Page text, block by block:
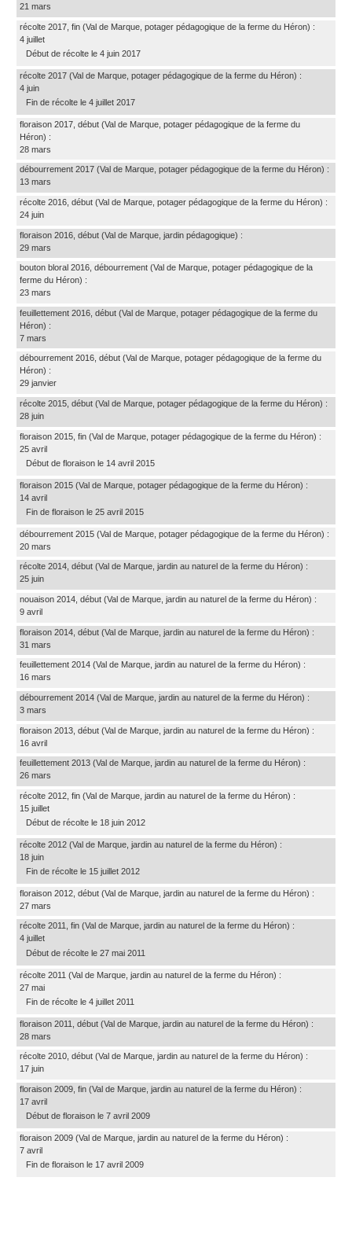
21 mars
récolte 2017, fin (Val de Marque, potager pédagogique de la ferme du Héron) :
4 juillet
Début de récolte le 4 juin 2017
récolte 2017 (Val de Marque, potager pédagogique de la ferme du Héron) :
4 juin
Fin de récolte le 4 juillet 2017
floraison 2017, début (Val de Marque, potager pédagogique de la ferme du
Héron) :
28 mars
débourrement 2017 (Val de Marque, potager pédagogique de la ferme du Héron) :
13 mars
récolte 2016, début (Val de Marque, potager pédagogique de la ferme du Héron) :
24 juin
floraison 2016, début (Val de Marque, jardin pédagogique) :
29 mars
bouton bloral 2016, débourrement (Val de Marque, potager pédagogique de la
ferme du Héron) :
23 mars
feuillettement 2016, début (Val de Marque, potager pédagogique de la ferme du
Héron) :
7 mars
débourrement 2016, début (Val de Marque, potager pédagogique de la ferme du
Héron) :
29 janvier
récolte 2015, début (Val de Marque, potager pédagogique de la ferme du Héron) :
28 juin
floraison 2015, fin (Val de Marque, potager pédagogique de la ferme du Héron) :
25 avril
Début de floraison le 14 avril 2015
floraison 2015 (Val de Marque, potager pédagogique de la ferme du Héron) :
14 avril
Fin de floraison le 25 avril 2015
débourrement 2015 (Val de Marque, potager pédagogique de la ferme du Héron) :
20 mars
récolte 2014, début (Val de Marque, jardin au naturel de la ferme du Héron) :
25 juin
nouaison 2014, début (Val de Marque, jardin au naturel de la ferme du Héron) :
9 avril
floraison 2014, début (Val de Marque, jardin au naturel de la ferme du Héron) :
31 mars
feuillettement 2014 (Val de Marque, jardin au naturel de la ferme du Héron) :
16 mars
débourrement 2014 (Val de Marque, jardin au naturel de la ferme du Héron) :
3 mars
floraison 2013, début (Val de Marque, jardin au naturel de la ferme du Héron) :
16 avril
feuillettement 2013 (Val de Marque, jardin au naturel de la ferme du Héron) :
26 mars
récolte 2012, fin (Val de Marque, jardin au naturel de la ferme du Héron) :
15 juillet
Début de récolte le 18 juin 2012
récolte 2012 (Val de Marque, jardin au naturel de la ferme du Héron) :
18 juin
Fin de récolte le 15 juillet 2012
floraison 2012, début (Val de Marque, jardin au naturel de la ferme du Héron) :
27 mars
récolte 2011, fin (Val de Marque, jardin au naturel de la ferme du Héron) :
4 juillet
Début de récolte le 27 mai 2011
récolte 2011 (Val de Marque, jardin au naturel de la ferme du Héron) :
27 mai
Fin de récolte le 4 juillet 2011
floraison 2011, début (Val de Marque, jardin au naturel de la ferme du Héron) :
28 mars
récolte 2010, début (Val de Marque, jardin au naturel de la ferme du Héron) :
17 juin
floraison 2009, fin (Val de Marque, jardin au naturel de la ferme du Héron) :
17 avril
Début de floraison le 7 avril 2009
floraison 2009 (Val de Marque, jardin au naturel de la ferme du Héron) :
7 avril
Fin de floraison le 17 avril 2009